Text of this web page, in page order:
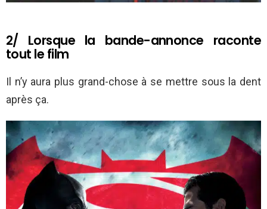
2/ Lorsque la bande-annonce raconte
tout le film
Il n’y aura plus grand-chose à se mettre sous la dent
après ça.